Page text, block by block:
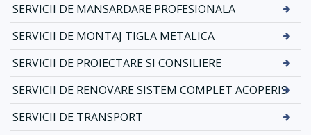
SERVICII DE MANSARDARE PROFESIONALA
SERVICII DE MONTAJ TIGLA METALICA
SERVICII DE PROIECTARE SI CONSILIERE
SERVICII DE RENOVARE SISTEM COMPLET ACOPERIS
SERVICII DE TRANSPORT